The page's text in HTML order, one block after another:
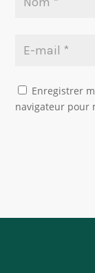
Enregistrer
navigateur pour